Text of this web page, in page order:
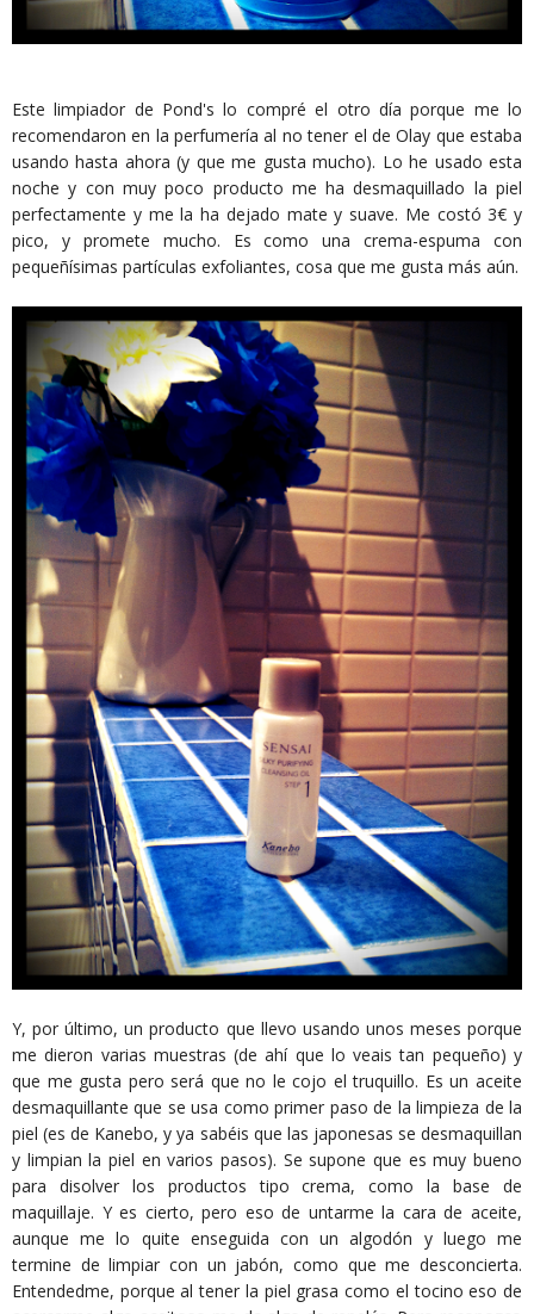
Este limpiador de Pond's lo compré el otro día porque me lo
recomendaron en la perfumería al no tener el de Olay que estaba
usando hasta ahora (y que me gusta mucho). Lo he usado esta
noche y con muy poco producto me ha desmaquillado la piel
perfectamente y me la ha dejado mate y suave. Me costó 3€ y
pico, y promete mucho. Es como una crema-espuma con
pequeñísimas partículas exfoliantes, cosa que me gusta más aún.
Y, por último, un producto que llevo usando unos meses porque
me dieron varias muestras (de ahí que lo veais tan pequeño) y
que me gusta pero será que no le cojo el truquillo. Es un aceite
desmaquillante que se usa como primer paso de la limpieza de la
piel (es de Kanebo, y ya sabéis que las japonesas se desmaquillan
y limpian la piel en varios pasos). Se supone que es muy bueno
para disolver los productos tipo crema, como la base de
maquillaje. Y es cierto, pero eso de untarme la cara de aceite,
aunque me lo quite enseguida con un algodón y luego me
termine de limpiar con un jabón, como que me desconcierta.
Entendedme, porque al tener la piel grasa como el tocino eso de